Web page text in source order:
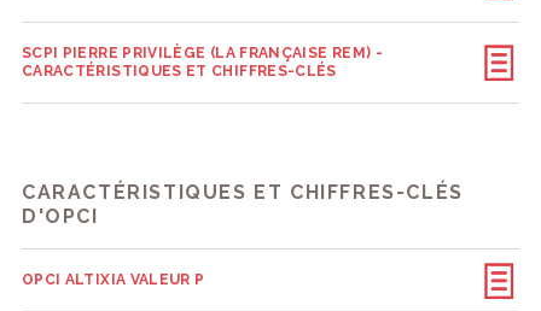
SCPI PIERRE PRIVILÈGE (LA FRANÇAISE REM) -
CARACTÉRISTIQUES ET CHIFFRES-CLÉS
CARACTÉRISTIQUES ET CHIFFRES-CLÉS
D'OPCI
OPCI ALTIXIA VALEUR P